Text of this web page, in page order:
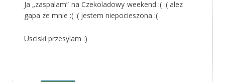
Ja „zaspalam” na Czekoladowy weekend :( :( alez
gapa ze mnie :( :( jestem niepocieszona :(
Usciski przesylam :)